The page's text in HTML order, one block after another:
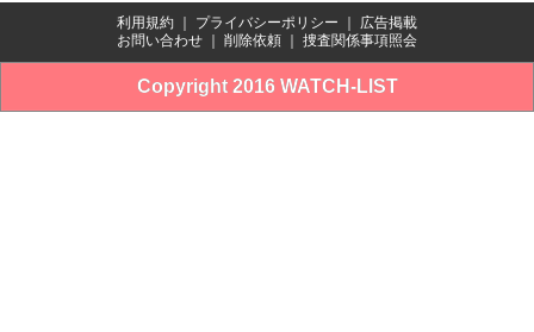
利用規約 プライバシーポリシー
広告掲載
お問い合わせ
削除依頼 捜査関係事項照会
Copyright 2016 WATCH-LIST